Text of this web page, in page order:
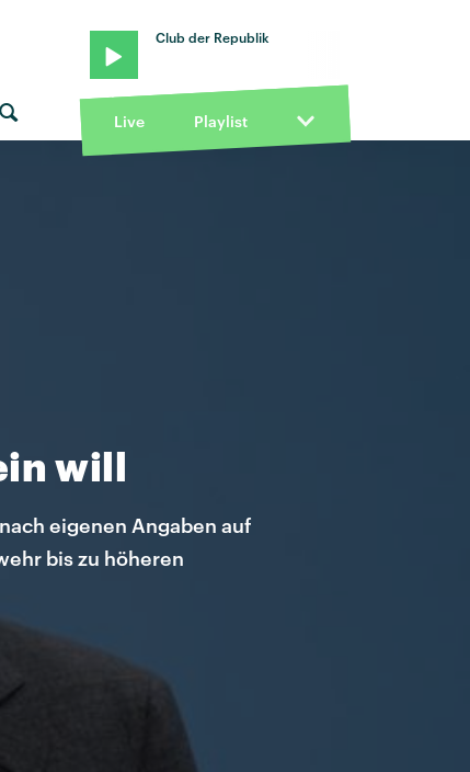
Club der Republik
Live Playlist
will
eigenen Angaben auf
bis zu höheren